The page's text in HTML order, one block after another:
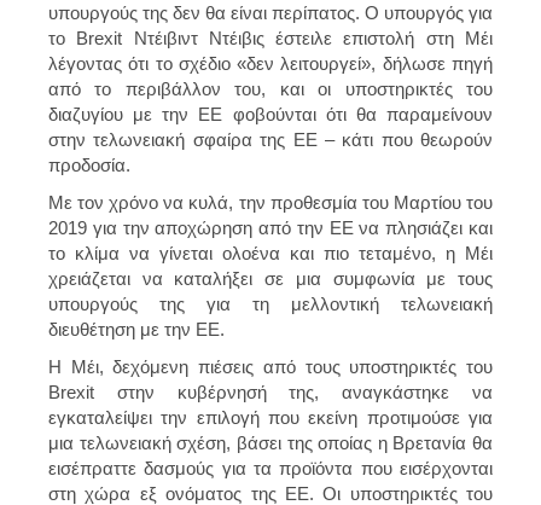
υπουργούς της δεν θα είναι περίπατος. Ο υπουργός για
το Brexit Ντέιβιντ Ντέιβις έστειλε επιστολή στη Μέι
λέγοντας ότι το σχέδιο «δεν λειτουργεί», δήλωσε πηγή
από το περιβάλλον του, και οι υποστηρικτές του
διαζυγίου με την ΕΕ φοβούνται ότι θα παραμείνουν
στην τελωνειακή σφαίρα της ΕΕ – κάτι που θεωρούν
προδοσία.
Με τον χρόνο να κυλά, την προθεσμία του Μαρτίου του
2019 για την αποχώρηση από την ΕΕ να πλησιάζει και
το κλίμα να γίνεται ολοένα και πιο τεταμένο, η Μέι
χρειάζεται να καταλήξει σε μια συμφωνία με τους
υπουργούς της για τη μελλοντική τελωνειακή
διευθέτηση με την ΕΕ.
Η Μέι, δεχόμενη πιέσεις από τους υποστηρικτές του
Brexit στην κυβέρνησή της, αναγκάστηκε να
εγκαταλείψει την επιλογή που εκείνη προτιμούσε για
μια τελωνειακή σχέση, βάσει της οποίας η Βρετανία θα
εισέπραττε δασμούς για τα προϊόντα που εισέρχονται
στη χώρα εξ ονόματος της ΕΕ. Οι υποστηρικτές του